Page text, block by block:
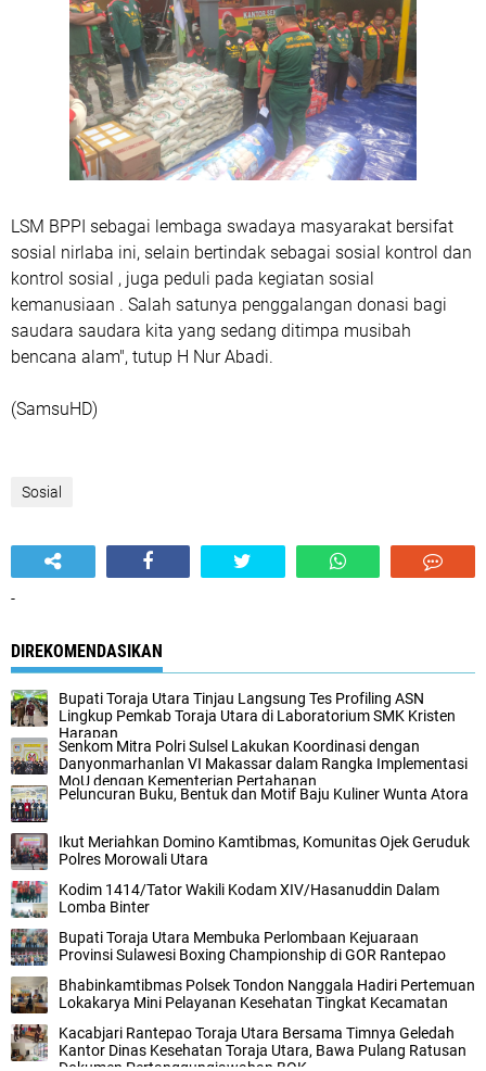
LSM BPPI sebagai lembaga swadaya masyarakat bersifat
sosial nirlaba ini, selain bertindak sebagai sosial kontrol dan
kontrol sosial , juga peduli pada kegiatan sosial
kemanusiaan . Salah satunya penggalangan donasi bagi
saudara saudara kita yang sedang ditimpa musibah
bencana alam", tutup H Nur Abadi.
(SamsuHD)
Sosial
-
DIREKOMENDASIKAN
Bupati Toraja Utara Tinjau Langsung Tes Profiling ASN
Lingkup Pemkab Toraja Utara di Laboratorium SMK Kristen
Harapan
Senkom Mitra Polri Sulsel Lakukan Koordinasi dengan
Danyonmarhanlan VI Makassar dalam Rangka Implementasi
MoU dengan Kementerian Pertahanan
Peluncuran Buku, Bentuk dan Motif Baju Kuliner Wunta Atora
Ikut Meriahkan Domino Kamtibmas, Komunitas Ojek Geruduk
Polres Morowali Utara
Kodim 1414/Tator Wakili Kodam XIV/Hasanuddin Dalam
Lomba Binter
Bupati Toraja Utara Membuka Perlombaan Kejuaraan
Provinsi Sulawesi Boxing Championship di GOR Rantepao
Bhabinkamtibmas Polsek Tondon Nanggala Hadiri Pertemuan
Lokakarya Mini Pelayanan Kesehatan Tingkat Kecamatan
Kacabjari Rantepao Toraja Utara Bersama Timnya Geledah
Kantor Dinas Kesehatan Toraja Utara, Bawa Pulang Ratusan